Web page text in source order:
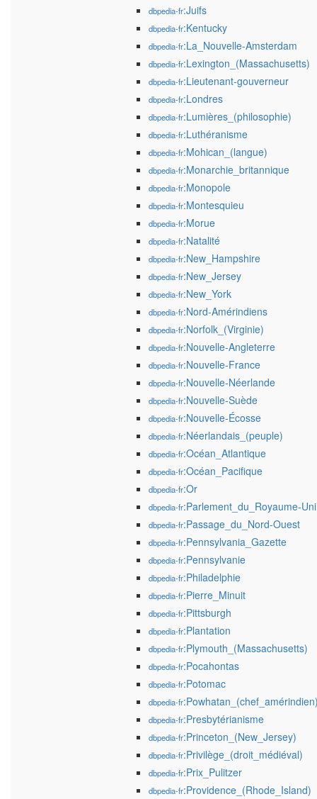
dbpedia-fr:Juifs
dbpedia-fr:Kentucky
dbpedia-fr:La_Nouvelle-Amsterdam
dbpedia-fr:Lexington_(Massachusetts)
dbpedia-fr:Lieutenant-gouverneur
dbpedia-fr:Londres
dbpedia-fr:Lumières_(philosophie)
dbpedia-fr:Luthéranisme
dbpedia-fr:Mohican_(langue)
dbpedia-fr:Monarchie_britannique
dbpedia-fr:Monopole
dbpedia-fr:Montesquieu
dbpedia-fr:Morue
dbpedia-fr:Natalité
dbpedia-fr:New_Hampshire
dbpedia-fr:New_Jersey
dbpedia-fr:New_York
dbpedia-fr:Nord-Amérindiens
dbpedia-fr:Norfolk_(Virginie)
dbpedia-fr:Nouvelle-Angleterre
dbpedia-fr:Nouvelle-France
dbpedia-fr:Nouvelle-Néerlande
dbpedia-fr:Nouvelle-Suède
dbpedia-fr:Nouvelle-Écosse
dbpedia-fr:Néerlandais_(peuple)
dbpedia-fr:Océan_Atlantique
dbpedia-fr:Océan_Pacifique
dbpedia-fr:Or
dbpedia-fr:Parlement_du_Royaume-Uni
dbpedia-fr:Passage_du_Nord-Ouest
dbpedia-fr:Pennsylvania_Gazette
dbpedia-fr:Pennsylvanie
dbpedia-fr:Philadelphie
dbpedia-fr:Pierre_Minuit
dbpedia-fr:Pittsburgh
dbpedia-fr:Plantation
dbpedia-fr:Plymouth_(Massachusetts)
dbpedia-fr:Pocahontas
dbpedia-fr:Potomac
dbpedia-fr
dbpedia-fr:Presbytérianisme
dbpedia-fr:Princeton_(New_Jersey)
dbpedia-fr:Privilège_(droit_médiéval)
dbpedia-fr:Prix_Pulitzer
dbpedia-fr:Providence_(Rhode_Island)